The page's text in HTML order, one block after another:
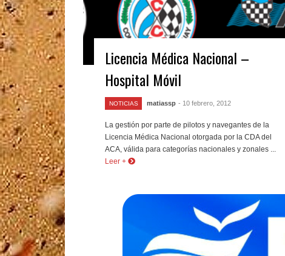
Licencia Médica Nacional –
Hospital Móvil
NOTICIAS matiassp - 10 febrero, 2012
La gestión por parte de pilotos y navegantes de la
Licencia Médica Nacional otorgada por la CDA del
ACA, válida para categorías nacionales y zonales ...
Leer +